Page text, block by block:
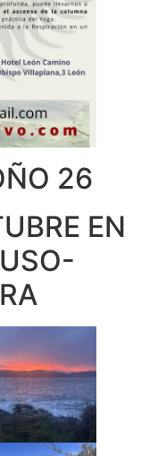
26
EN